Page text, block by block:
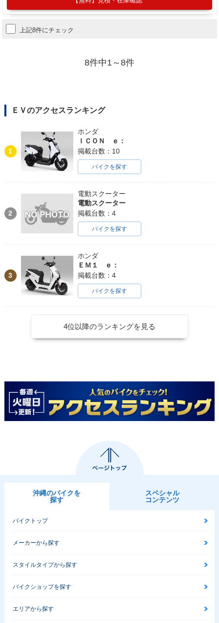
上記8件にチェック
8件中1～8件
ＥＶのアクセスランキング
1
ホンダ
ＩＣＯＮ ｅ：
掲載台数：10
バイクを探す
2
電動スクーター
電動スクーター
掲載台数：4
バイクを探す
3
ホンダ
ＥＭ１ ｅ：
掲載台数：4
バイクを探す
4位以降のランキングを見る
沖縄のバイクを
探す
スペシャル
コンテンツ
バイクトップ
メーカーから探す
スタイルタイプから探す
バイクショップを探す
エリアから探す